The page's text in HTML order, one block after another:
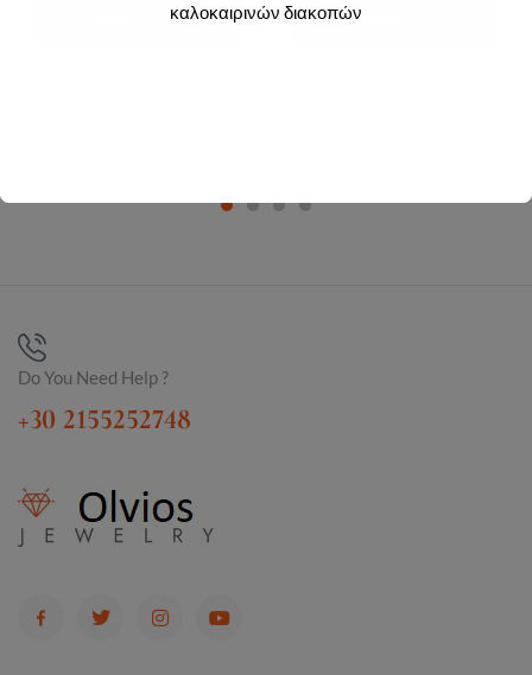
ΔΙΑΒΆΣΤΕ ΔΙΑΒΆΣΤΕ
Do You Need Help ?
+30 2155252748
καλοκαιρινών διακοπών